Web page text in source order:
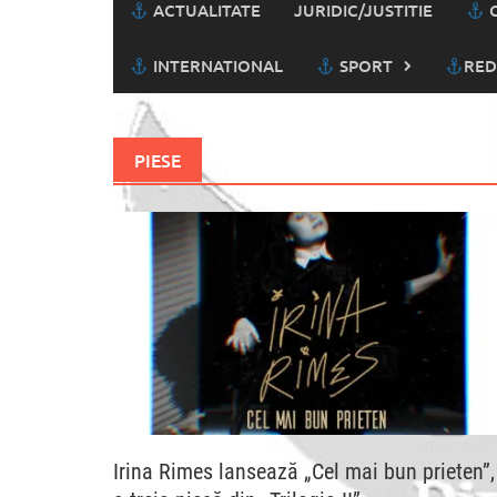
ACTUALITATE JURIDIC/JUSTITIE
INTERNATIONAL SPORT
PIESE
Irina Rimes lansează „Cel mai bun prieten”,